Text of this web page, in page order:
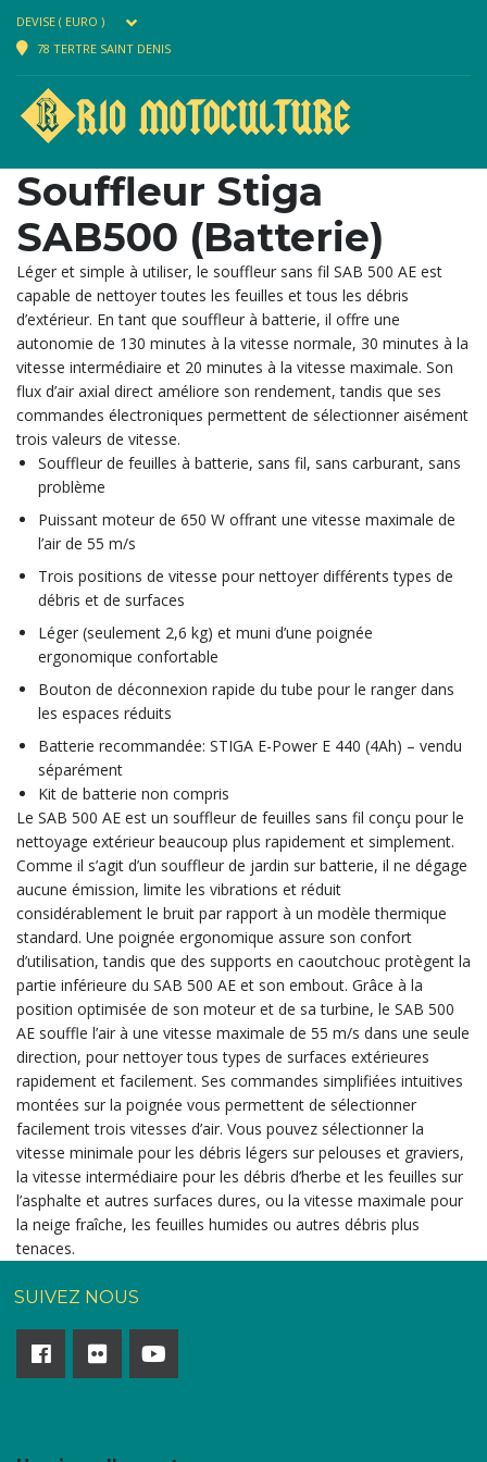
DEVISE ( EURO )
78 TERTRE SAINT DENIS
Souffleur Stiga
SAB500 (Batterie)
Léger et simple à utiliser, le souffleur sans fil SAB 500 AE est
capable de nettoyer toutes les feuilles et tous les débris
d’extérieur. En tant que souffleur à batterie, il offre une
autonomie de 130 minutes à la vitesse normale, 30 minutes à la
vitesse intermédiaire et 20 minutes à la vitesse maximale. Son
flux d’air axial direct améliore son rendement, tandis que ses
commandes électroniques permettent de sélectionner aisément
trois valeurs de vitesse.
Souffleur de feuilles à batterie, sans fil, sans carburant, sans
problème
Puissant moteur de 650 W offrant une vitesse maximale de
l’air de 55 m/s
Trois positions de vitesse pour nettoyer différents types de
débris et de surfaces
Léger (seulement 2,6 kg) et muni d’une poignée
ergonomique confortable
Bouton de déconnexion rapide du tube pour le ranger dans
les espaces réduits
Batterie recommandée: STIGA E-Power E 440 (4Ah) – vendu
séparément
Kit de batterie non compris
Le SAB 500 AE est un souffleur de feuilles sans fil conçu pour le
nettoyage extérieur beaucoup plus rapidement et simplement.
Comme il s’agit d’un souffleur de jardin sur batterie, il ne dégage
aucune émission, limite les vibrations et réduit
considérablement le bruit par rapport à un modèle thermique
standard. Une poignée ergonomique assure son confort
d’utilisation, tandis que des supports en caoutchouc protègent la
partie inférieure du SAB 500 AE et son embout. Grâce à la
position optimisée de son moteur et de sa turbine, le SAB 500
AE souffle l’air à une vitesse maximale de 55 m/s dans une seule
direction, pour nettoyer tous types de surfaces extérieures
rapidement et facilement. Ses commandes simplifiées intuitives
montées sur la poignée vous permettent de sélectionner
facilement trois vitesses d’air. Vous pouvez sélectionner la
vitesse minimale pour les débris légers sur pelouses et graviers,
la vitesse intermédiaire pour les débris d’herbe et les feuilles sur
l’asphalte et autres surfaces dures, ou la vitesse maximale pour
la neige fraîche, les feuilles humides ou autres débris plus
tenaces.
SUIVEZ NOUS